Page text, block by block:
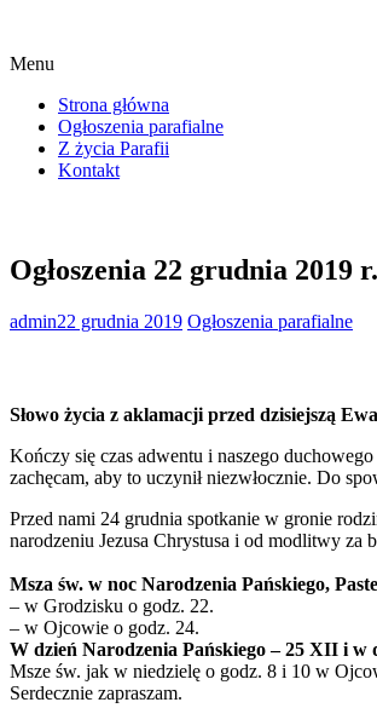
Menu
Strona główna
Ogłoszenia parafialne
Z życia Parafii
Kontakt
Ogłoszenia 22 grudnia 2019 r.
admin22 grudnia 2019 Ogłoszenia parafialne
Słowo życia z aklamacji przed dzisiejszą
Kończy się czas adwentu i naszego
zachęcam, aby to uczynił niezwłocznie. Do
Przed nami 24 grudnia spotkanie w gronie
narodzeniu Jezusa Chrystusa i od modlitwy za
Msza św. w noc Narodzenia Pańskiego,
– w Grodzisku o godz. 22.
– w Ojcowie o godz. 24.
W dzień Narodzenia Pańskiego – 25 XII i
Msze św. jak w niedzielę o godz. 8 i 10 w
Serdecznie zapraszam.